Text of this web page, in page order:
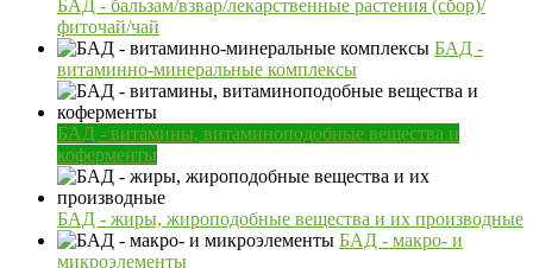
БАД - бальзам/взвар/лекарственные растения (сбор)/
фиточай/чай
БАД -
витаминно-минеральные комплексы
БАД - витамины, витаминоподобные вещества и
коферменты
БАД - жиры, жироподобные вещества и их производные
БАД - макро- и
микроэлементы